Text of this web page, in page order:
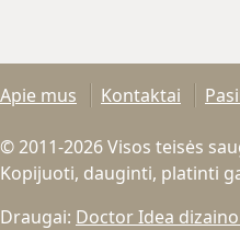
Apie mus Kontaktai
© 2011-2026 Visos teisės
Kopijuoti, dauginti, platinti
Draugai: Doctor Idea